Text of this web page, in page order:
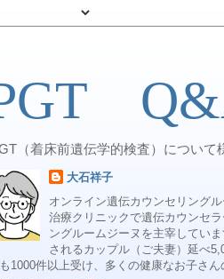
（着床前遺伝学的検査）について
大石祥子
オンライン遺伝カウンセリング
治療クリニックで遺伝カウンセ
ングルームジーヌを主宰してい
されるカップル（ご夫妻）延べ
1000件以上受け、多くの健康なお子さ